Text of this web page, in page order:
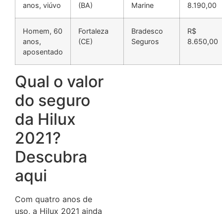
anos, viúvo
(BA)
Marine
8.190,00
Homem, 60
anos,
aposentado
Fortaleza
(CE)
Bradesco
Seguros
R$
8.650,00
Qual o valor
do seguro
da Hilux
2021?
Descubra
aqui
Com quatro anos de
uso, a Hilux 2021 ainda